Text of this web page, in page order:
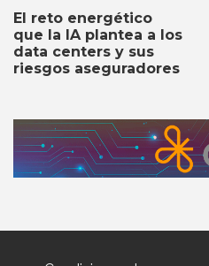
El reto energético
que la IA plantea a los
data centers y sus
riesgos aseguradores